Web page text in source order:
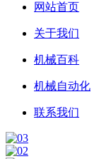
网站首页
关于我们
机械百科
机械自动化
联系我们